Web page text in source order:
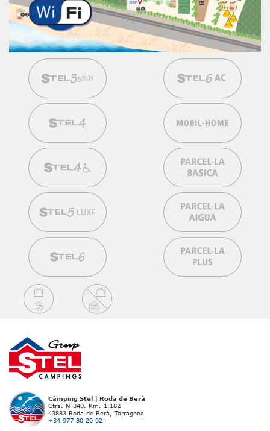
Càmping Stel | Roda de Berà
Ctra. N-340. Km. 1.182
43883 Roda de Berà, Tarragona
+34 977 80 20 02